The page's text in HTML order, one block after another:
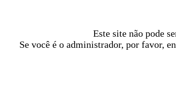
Este site não pode
Se você é o administrador, por favor,